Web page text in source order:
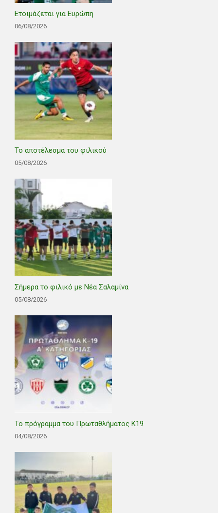
Ετοιμάζεται για Ευρώπη
06/08/2026
Το αποτέλεσμα του φιλικού
05/08/2026
Σήμερα το φιλικό με Νέα Σαλαμίνα
05/08/2026
Το πρόγραμμα του Πρωταθλήματος Κ19
04/08/2026